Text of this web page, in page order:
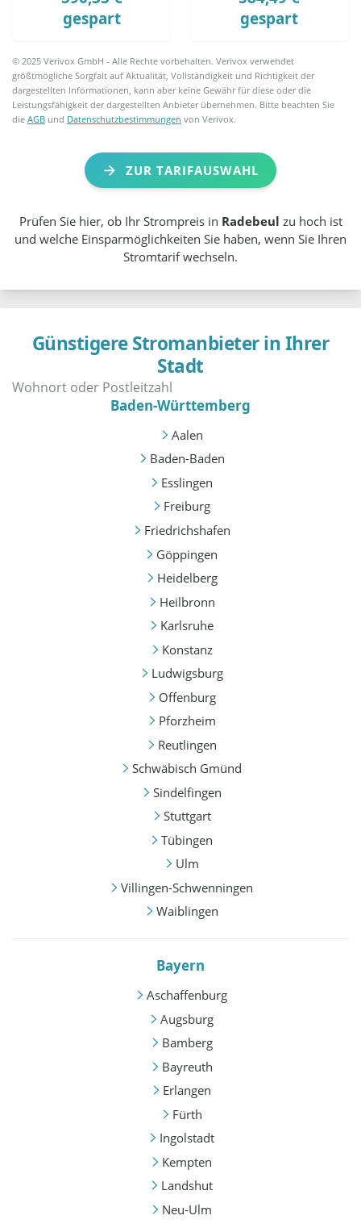
gespart
gespart
© 2025 Verivox GmbH - Alle Rechte vorbehalten. Verivox verwendet
größtmögliche Sorgfalt auf Aktualität, Vollständigkeit und Richtigkeit der
dargestellten Informationen, kann aber keine Gewähr für diese oder die
Leistungsfähigkeit der dargestellten Anbieter übernehmen. Bitte beachten Sie
dieAGB und Datenschutzbestimmungen von Verivox.
ZUR TARIFAUSWAHL
Prüfen Sie hier, ob Ihr Strompreis in Radebeul zu hoch ist
und welche Einsparmöglichkeiten Sie haben, wenn Sie Ihren
Stromtarif wechseln.
Günstigere Stromanbieter in Ihrer
Stadt
Baden-Württemberg
Aalen
Baden-Baden
Esslingen
Freiburg
Friedrichshafen
Göppingen
Heidelberg
Heilbronn
Karlsruhe
Konstanz
Ludwigsburg
Offenburg
Pforzheim
Reutlingen
Schwäbisch Gmünd
Sindelfingen
Stuttgart
Tübingen
Ulm
Villingen-Schwenningen
Waiblingen
Bayern
Aschaffenburg
Augsburg
Bamberg
Bayreuth
Erlangen
Fürth
Ingolstadt
Kempten
Landshut
Neu-Ulm